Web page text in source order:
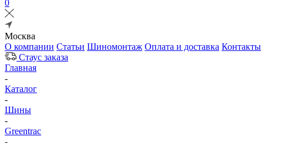
0
Москва
О компании Статьи Шиномонтаж Оплата и доставка Контакты
Стаус заказа
Главная
-
Каталог
-
Шины
-
Greentrac